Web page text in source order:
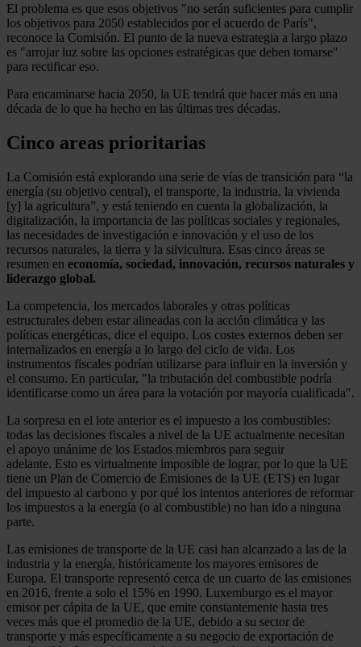
El problema es que esos objetivos "no serán suficientes para cumplir
los objetivos para 2050 establecidos por el acuerdo de París",
reconoce la Comisión. El punto de la nueva estrategia a largo plazo
es "arrojar luz sobre las opciones estratégicas que deben tomarse"
para rectificar eso.
Para encaminarse hacia 2050, la UE tendrá que hacer más en una
década de lo que ha hecho en las últimas tres décadas.
Cinco areas prioritarias
La Comisión está explorando una serie de vías de transición para “la
energía (su objetivo central), el transporte, la industria, la vivienda
[y] la agricultura”, y está teniendo en cuenta la globalización, la
digitalización, la importancia de las políticas sociales y regionales,
las necesidades de investigación e innovación y el uso de los
recursos naturales, la tierra y la silvicultura. Esas cinco áreas se
resumen en economía, sociedad, innovación, recursos naturales y
liderazgo global.
La competencia, los mercados laborales y otras políticas
estructurales deben estar alineadas con la acción climática y las
políticas energéticas, dice el equipo. Los costes externos deben ser
internalizados en energía a lo largo del ciclo de vida. Los
instrumentos fiscales podrían utilizarse para influir en la inversión y
el consumo. En particular, "la tributación del combustible podría
identificarse como un área para la votación por mayoría cualificada".
La sorpresa en el lote anterior es el impuesto a los combustibles:
todas las decisiones fiscales a nivel de la UE actualmente necesitan
el apoyo unánime de los Estados miembros para seguir
adelante. Esto es virtualmente imposible de lograr, por lo que la UE
tiene un Plan de Comercio de Emisiones de la UE (ETS) en lugar
del impuesto al carbono y por qué los intentos anteriores de reformar
los impuestos a la energía (o al combustible) no han ido a ninguna
parte.
Las emisiones de transporte de la UE casi han alcanzado a las de la
industria y la energía, históricamente los mayores emisores de
Europa. El transporte representó cerca de un cuarto de las emisiones
en 2016, frente a solo el 15% en 1990. Luxemburgo es el mayor
emisor per cápita de la UE, que emite constantemente hasta tres
veces más que el promedio de la UE, debido a su sector de
transporte y más específicamente a su negocio de exportación de